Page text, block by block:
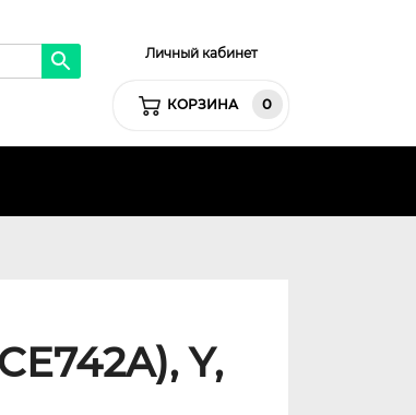
Личный кабинет
КОРЗИНА 0
Y,